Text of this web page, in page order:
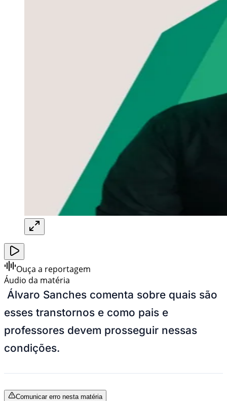
Ouça a reportagem
Áudio da matéria
Álvaro Sanches comenta sobre quais são
esses transtornos e como pais e
professores devem prosseguir nessas
condições.
Comunicar erro nesta matéria